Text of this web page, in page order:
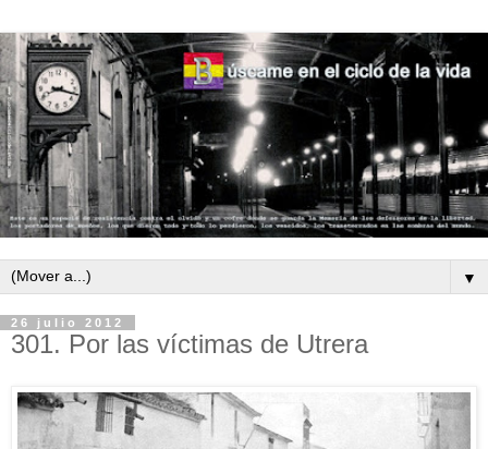
▼
26 julio 2012
301. Por las víctimas de Utrera